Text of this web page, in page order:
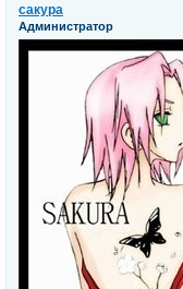
сакура
Администратор